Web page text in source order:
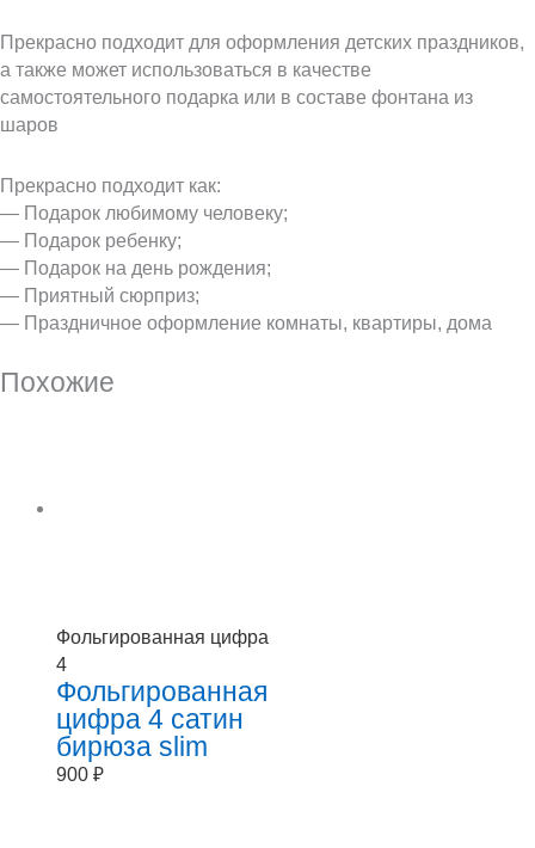
Прекрасно подходит для оформления детских праздников,
а также может использоваться в качестве
самостоятельного подарка или в составе фонтана из
шаров
Прекрасно подходит как:
— Подарок любимому человеку;
— Подарок ребенку;
— Подарок на день рождения;
— Приятный сюрприз;
— Праздничное оформление комнаты, квартиры, дома
Похожие
Фольгированная цифра
4
Фольгированная
цифра 4 сатин
бирюза slim
900 ₽